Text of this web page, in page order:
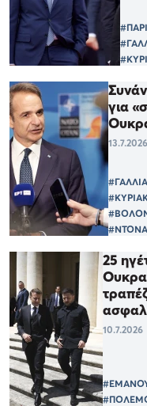
για
13.7.2026
25
10.7.2026